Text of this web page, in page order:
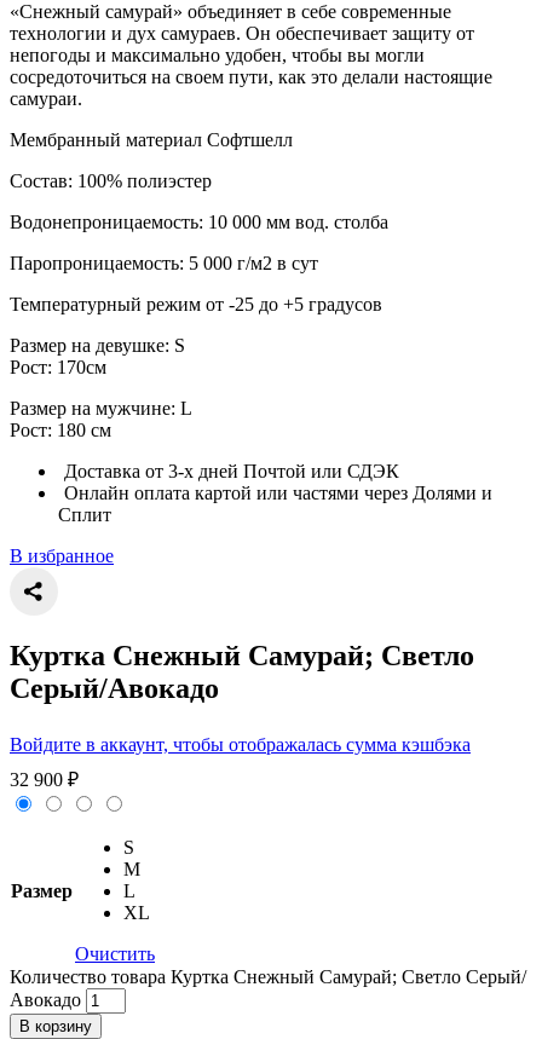
«Снежный самурай» объединяет в себе современные
технологии и дух самураев. Он обеспечивает защиту от
непогоды и максимально удобен, чтобы вы могли
сосредоточиться на своем пути, как это делали настоящие
самураи.
Мембранный материал Софтшелл
Состав: 100% полиэстер
Водонепроницаемость: 10 000 мм вод. столба
Паропроницаемость: 5 000 г/м2 в сут
Температурный режим от -25 до +5 градусов
Размер на девушке: S
Рост: 170см
Размер на мужчине: L
Рост: 180 см
Доставка от 3-х дней Почтой или СДЭК
Онлайн оплата картой или частями через Долями и
Сплит
В избранное
Куртка Снежный Самурай; Светло
Серый/Авокадо
Войдите в аккаунт, чтобы отображалась сумма кэшбэка
32 900 ₽
Размер
S
M
L
XL
Очистить
Количество товара Куртка Снежный Самурай; Светло Серый/
Авокадо
В корзину